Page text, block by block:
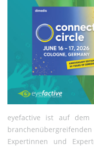
eyefactive ist auf
Expertinnen und